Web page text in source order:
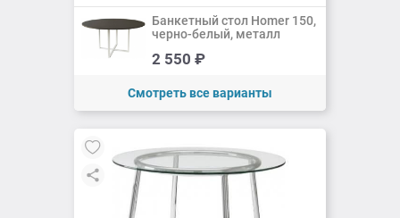
Добавлено
Добавить
Банкетный стол Homer 150,
черно-белый, металл
2 550 ₽
Смотреть все варианты